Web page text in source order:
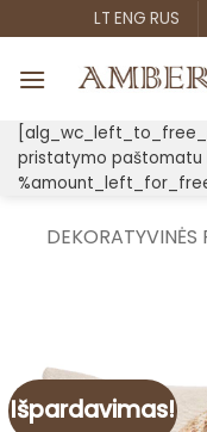
to
content
LT ENG RUS
pristatymo paštomatu
DEKORATYVINĖS
Išpardavimas!